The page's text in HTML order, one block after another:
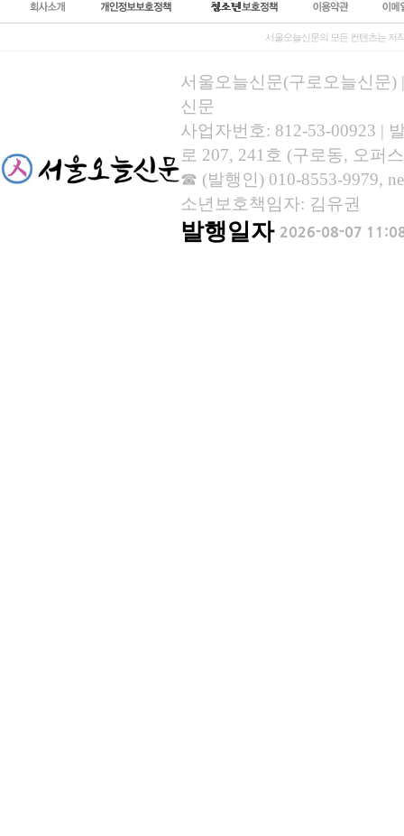
서울오늘신문의 모든 컨텐츠는 저
서울오늘신문(구로오늘신문)
신문
사업자번호: 812-53-00923 |
로 207, 241호 (구로동, 오퍼
☎ (발행인) 010-8553-9979,
소년보호책임자: 김유권
발행일자